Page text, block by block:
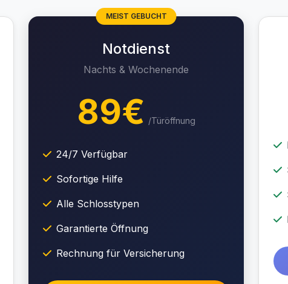
MEIST GEBUCHT
Notdienst
Nachts & Wochenende
89€ /Türöffnung
24/7 Verfügbar
Sofortige Hilfe
Alle Schlosstypen
Garantierte Öffnung
Rechnung für Versicherung